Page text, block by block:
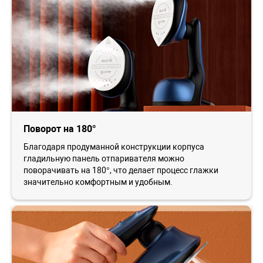
Поворот на 180°
Благодаря продуманной конструкции корпуса
гладильную панель отпаривателя можно
поворачивать на 180°, что делает процесс глажки
значительно комфортным и удобным.